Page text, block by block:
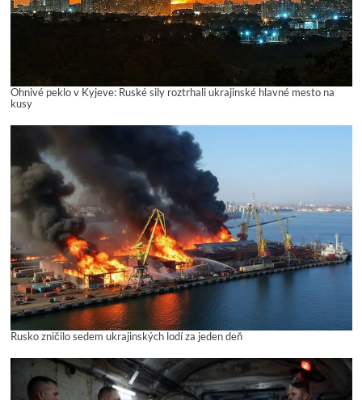
Ohnivé peklo v Kyjeve: Ruské sily roztrhali ukrajinské hlavné mesto na
kusy
Rusko zničilo sedem ukrajinských lodí za jeden deň